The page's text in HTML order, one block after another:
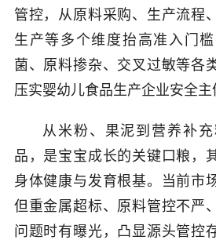
管控，从原料采购、生产流程
生产等多个维度抬高准入门
菌、原料掺杂、交叉过敏等各
压实婴幼儿食品生产企业安全主
从米粉、果泥到营养补
品，是宝宝成长的关键口粮，
身体健康与发育根基。当前市
但重金属超标、原料管控不严
问题时有曝光，凸显源头管控